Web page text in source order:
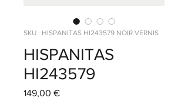
SKU : HISPANITAS HI243579 NOIR VERNIS
HISPANITAS
HI243579
149,00 €Prix